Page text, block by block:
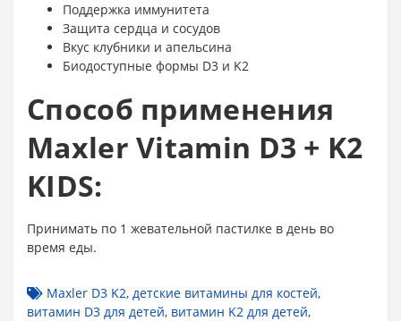
Поддержка иммунитета
Защита сердца и сосудов
Вкус клубники и апельсина
Биодоступные формы D3 и K2
Способ применения
Maxler Vitamin D3 + K2
KIDS:
Принимать по 1 жевательной пастилке в день во
время еды.
Maxler D3 K2, детские витамины для костей,
витамин D3 для детей, витамин K2 для детей,